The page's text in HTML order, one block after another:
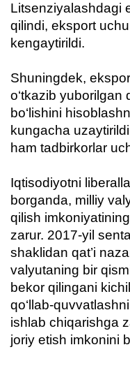
Litsenziyalashdagi
qilindi, eksport
kengaytirildi.
Shuningdek,
o‘tkazib yuborilgan
bo‘lishini
kungacha
ham tadbirkorlar
Iqtisodiyotni
borganda, milliy
qilish
zarur. 2017-yil
shaklidan qat’i
valyutaning bir
bekor qilingani
qo‘llab-
ishlab chiqarishga
joriy etish imkonini